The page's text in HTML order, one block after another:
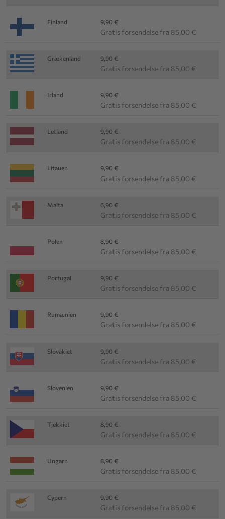
Finland 9,90 €
Gratis forsendelse fra 85,00 €
Grækenland 9,90 €
Gratis forsendelse fra 85,00 €
Irland 9,90 €
Gratis forsendelse fra 85,00 €
Letland 9,90 €
Gratis forsendelse fra 85,00 €
Litauen 9,90 €
Gratis forsendelse fra 85,00 €
Malta 6,90 €
Gratis forsendelse fra 85,00 €
Polen 8,90 €
Gratis forsendelse fra 85,00 €
Portugal 9,90 €
Gratis forsendelse fra 85,00 €
Rumænien 9,90 €
Gratis forsendelse fra 85,00 €
Slovakiet 9,90 €
Gratis forsendelse fra 85,00 €
Slovenien 9,90 €
Gratis forsendelse fra 85,00 €
Tjekkiet 8,90 €
Gratis forsendelse fra 85,00 €
Ungarn 8,90 €
Gratis forsendelse fra 85,00 €
Cypern 9,90 €
Gratis forsendelse fra 85,00 €